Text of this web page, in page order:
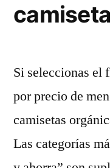
Si seleccionas el
por precio de
camisetas
Las categorías